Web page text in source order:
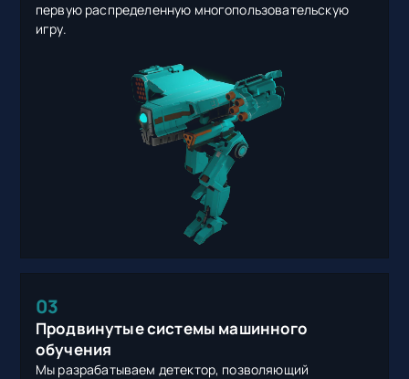
первую распределенную многопользовательскую
игру.
03
Продвинутые системы машинного
обучения
Мы разрабатываем детектор, позволяющий